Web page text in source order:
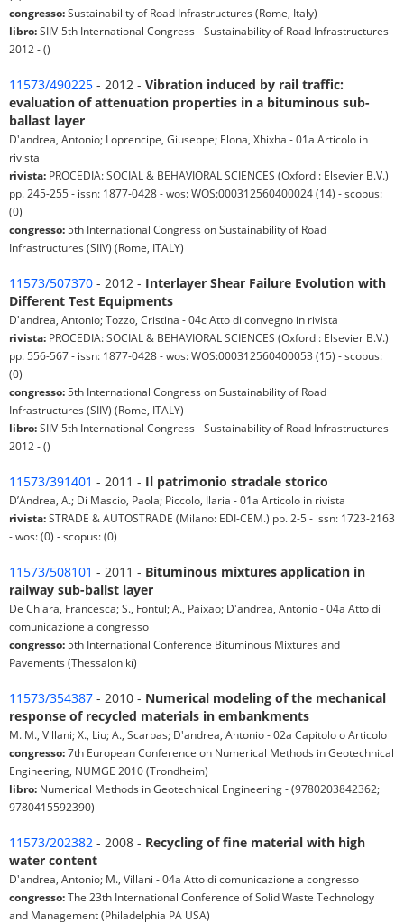
congresso:Sustainability of Road Infrastructures (Rome, Italy)
libro:SIIV-5th International Congress - Sustainability of Road Infrastructures
2012 - ()
11573/490225 - 2012 - Vibration induced by rail traffic:
evaluation of attenuation properties in a bituminous sub-
ballast layer
D'andrea, Antonio; Loprencipe, Giuseppe; Elona, Xhixha - 01a Articolo in
rivista
rivista: PROCEDIA: SOCIAL & BEHAVIORAL SCIENCES (Oxford : Elsevier B.V.)
pp. 245-255 - issn: 1877-0428 - wos: WOS:000312560400024 (14) - scopus:
(0)
congresso: 5th International Congress on Sustainability of Road
Infrastructures (SIIV) (Rome, ITALY)
11573/507370 - 2012 - Interlayer Shear Failure Evolution with
Different Test Equipments
D'andrea, Antonio; Tozzo, Cristina - 04c Atto di convegno in rivista
rivista: PROCEDIA: SOCIAL & BEHAVIORAL SCIENCES (Oxford : Elsevier B.V.)
pp. 556-567 - issn: 1877-0428 - wos: WOS:000312560400053 (15) - scopus:
(0)
congresso: 5th International Congress on Sustainability of Road
Infrastructures (SIIV) (Rome, ITALY)
libro:SIIV-5th International Congress - Sustainability of Road Infrastructures
2012 - ()
11573/391401 - 2011 - Il patrimonio stradale storico
D’Andrea, A.; Di Mascio, Paola; Piccolo, Ilaria - 01a Articolo in rivista
rivista:STRADE & AUTOSTRADE (Milano: EDI-CEM.) pp. 2-5 - issn: 1723-2163
- wos: (0) - scopus: (0)
11573/508101 - 2011 - Bituminous mixtures application in
railway sub-ballst layer
De Chiara, Francesca; S., Fontul; A., Paixao; D'andrea, Antonio - 04a Atto di
comunicazione a congresso
congresso: 5th International Conference Bituminous Mixtures and
Pavements (Thessaloniki)
11573/354387 - 2010 - Numerical modeling of the mechanical
response of recycled materials in embankments
M. M., Villani; X., Liu; A., Scarpas; D'andrea, Antonio - 02a Capitolo o Articolo
congresso:7th European Conference on Numerical Methods in Geotechnical
Engineering, NUMGE 2010 (Trondheim)
libro: Numerical Methods in Geotechnical Engineering - (9780203842362;
9780415592390)
11573/202382 - 2008 - Recycling of fine material with high
water content
D'andrea, Antonio; M., Villani - 04a Atto di comunicazione a congresso
congresso:The 23th International Conference of Solid Waste Technology
and Management (Philadelphia PA USA)